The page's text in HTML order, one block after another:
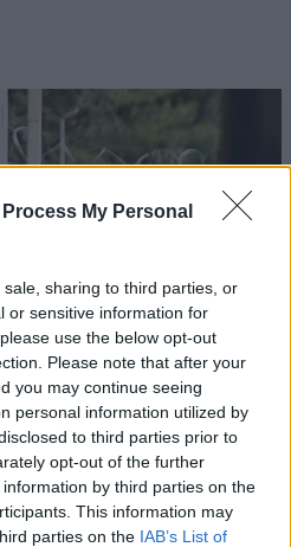
My Personal
sharing to third parties, or
or sensitive information for
use the below opt-out
Please note that after your
you may continue seeing
personal information utilized by
to third parties prior to
opt-out of the further
by third parties on the
This information may
parties on the IAB’s List of
και ο «μεγάλος»
πίσω του – Τι ορίζει ο